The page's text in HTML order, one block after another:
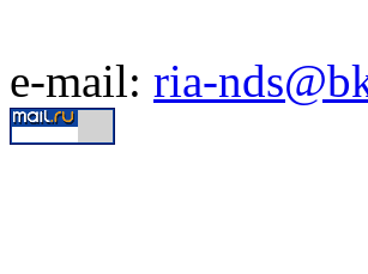
e-mail: ria-